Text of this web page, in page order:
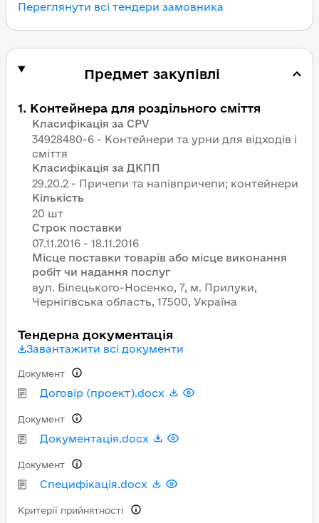
Переглянути всі тендери замовника
Предмет закупівлі
1. Контейнера для роздільного сміття
Класифікація за CPV
34928480-6 - Контейнери та урни для відходів і
сміття
Класифікація за ДКПП
29.20.2 - Причепи та напівпричепи; контейнери
Кількість
20 шт
Строк поставки
Місце поставки товарів або місце виконання
робіт чи надання послуг
вул. Білецького-Носенко, 7, м. Прилуки,
Чернігівська область, 17500, Україна
Тендерна документація
Завантажити всі документи
Договір (проект).docx
Документ
Документація.docx
Документ
Специфікація.docx
Документ
Критерії прийнятності